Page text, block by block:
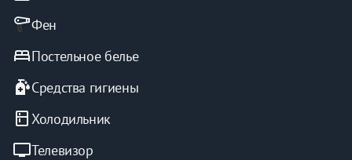
Фен
bedПостельное белье
sanitizerСредства гигиены
kitchen Холодильник
tvТелевизор